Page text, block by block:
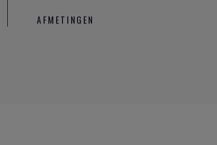
AFMETINGEN